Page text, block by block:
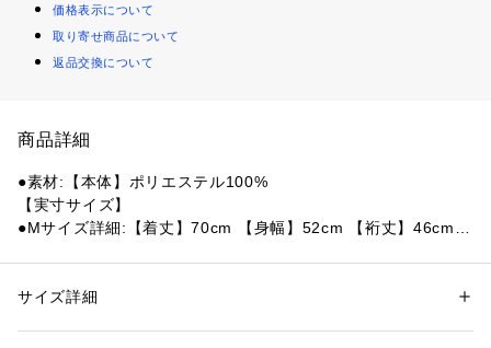
価格表示について
取り寄せ商品について
返品交換について
商品詳細
●素材:【本体】ポリエステル100%
【実寸サイズ】
●Mサイズ詳細:【着丈】70cm 【身幅】52cm 【裄丈】46cm
●ベトナム製
性別：レディース
ー・フットサルレプリカウェア・グッズ
サイズ詳細